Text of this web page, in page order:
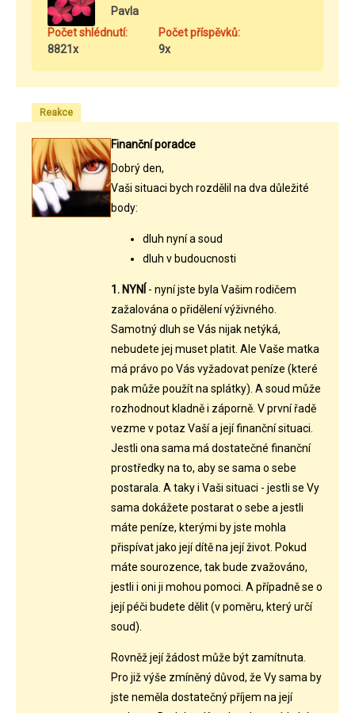
Pavla
Počet shlédnutí:
8821x
Počet příspěvků:
9x
Reakce
Finanční poradce
Dobrý den,
Vaši situaci bych rozdělil na dva důležité
body:
dluh nyní a soud
dluh v budoucnosti
1. NYNÍ - nyní jste byla Vašim rodičem
zažalována o přidělení výživného.
Samotný dluh se Vás nijak netýká,
nebudete jej muset platit. Ale Vaše matka
má právo po Vás vyžadovat peníze (které
pak může použít na splátky). A soud může
rozhodnout kladně i záporně. V první řadě
vezme v potaz Vaší a její finanční situaci.
Jestli ona sama má dostatečné finanční
prostředky na to, aby se sama o sebe
postarala. A taky i Vaši situaci - jestli se Vy
sama dokážete postarat o sebe a jestli
máte peníze, kterými by jste mohla
přispívat jako její dítě na její život. Pokud
máte sourozence, tak bude zvažováno,
jestli i oni ji mohou pomoci. A případně se o
její péči budete dělit (v poměru, který určí
soud).
Rovněž její žádost může být zamítnuta.
Pro již výše zmíněný důvod, že Vy sama by
jste neměla dostatečný příjem na její